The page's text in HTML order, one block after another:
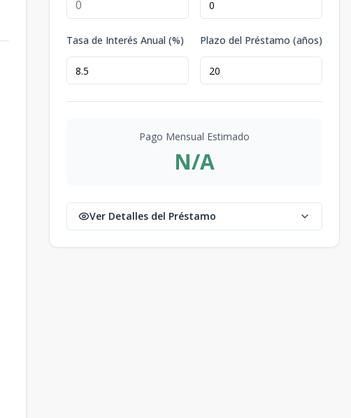
Tasa de Interés Anual (%) Plazo del Préstamo (años)
Pago Mensual Estimado
N/A
Ver Detalles del Préstamo